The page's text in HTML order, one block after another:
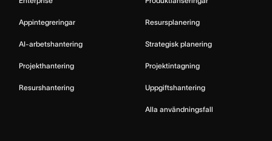
Appintegreringar
AI-arbetshantering
Projekthantering
Resurshantering
Resursplanering
Strategisk planering
Projektintagning
Uppgiftshantering
Alla användningsfall